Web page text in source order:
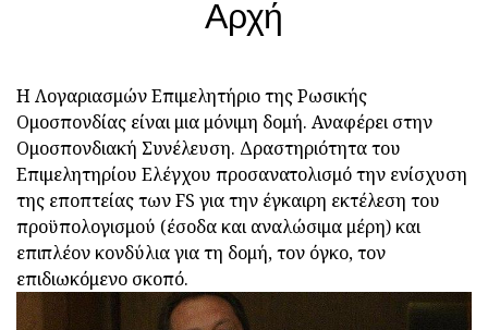
Αρχή
Η Λογαριασμών Επιμελητήριο της Ρωσικής
Ομοσπονδίας είναι μια μόνιμη δομή. Αναφέρει στην
Ομοσπονδιακή Συνέλευση. Δραστηριότητα του
Επιμελητηρίου Ελέγχου προσανατολισμό την ενίσχυση
της εποπτείας των FS για την έγκαιρη εκτέλεση του
προϋπολογισμού (έσοδα και αναλώσιμα μέρη) και
επιπλέον κονδύλια για τη δομή, τον όγκο, τον
επιδιωκόμενο σκοπό.